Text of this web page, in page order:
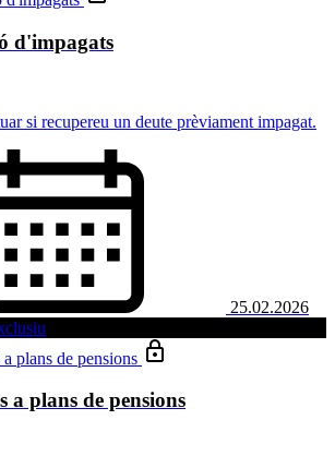
d'impagats
si recupereu un deute prèviament impagat.
25.02.2026
a plans de pensions